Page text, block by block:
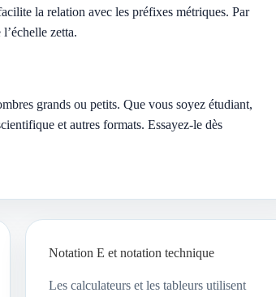
la relation avec les préfixes métriques. Par
l’échelle zetta.
grands ou petits. Que vous soyez étudiant,
et autres formats. Essayez-le dès
Notation E et notation technique
Les calculateurs et les tableurs utilisent